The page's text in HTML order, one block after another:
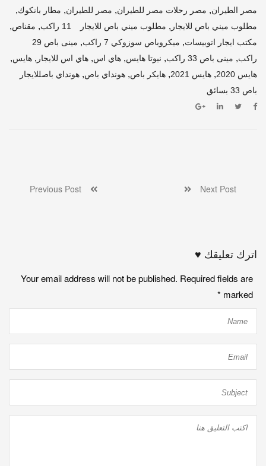
مصر الطيران, مصر رحلات مصر للطيران, مصر للطيران, مطار بانكوك,
مطلوب ميني باص للايجار , مطلوب ميني باص للايجار 11 راكب , مقناص,
مكتب ايجار اتوبيسات, ميكروباص سوزوكي 7 راكب ,
مينى باص 29
راكب, مينى باص 33 راكب , نيوتا هايس, هاي اس, هاي اس للايجار , هايس,
هايس 2020 , هايس 2021 , هايكر باص, هونداي باص, هونداي باصللايجار
باص 33 بسائق
Next Post
اترك تعليقك ♥
Your email address will not be published. Required fields are
marked
*